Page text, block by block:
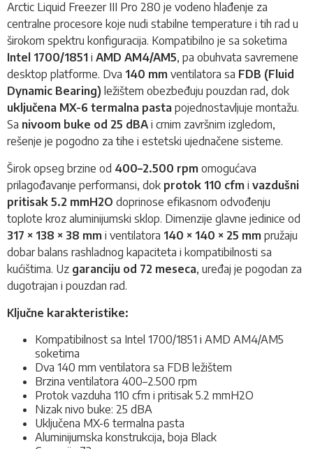
Arctic Liquid Freezer III Pro 280 je vodeno hlađenje za
centralne procesore koje nudi stabilne temperature i tih rad u
širokom spektru konfiguracija. Kompatibilno je sa soketima
Intel 1700/1851 i AMD AM4/AM5, pa obuhvata savremene
desktop platforme. Dva 140 mm ventilatora sa FDB (Fluid
Dynamic Bearing) ležištem obezbeđuju pouzdan rad, dok
uključena MX-6 termalna pasta pojednostavljuje montažu.
Sa nivoom buke od 25 dBA i crnim završnim izgledom,
rešenje je pogodno za tihe i estetski ujednačene sisteme.
Širok opseg brzine od 400–2.500 rpm omogućava
prilagođavanje performansi, dok protok 110 cfm i vazdušni
pritisak 5.2 mmH2O doprinose efikasnom odvođenju
toplote kroz aluminijumski sklop. Dimenzije glavne jedinice od
317 × 138 × 38 mm i ventilatora 140 × 140 × 25 mm pružaju
dobar balans rashladnog kapaciteta i kompatibilnosti sa
kućištima. Uz garanciju od 72 meseca, uređaj je pogodan za
dugotrajan i pouzdan rad.
Ključne karakteristike:
Kompatibilnost sa Intel 1700/1851 i AMD AM4/AM5
soketima
Dva 140 mm ventilatora sa FDB ležištem
Brzina ventilatora 400–2.500 rpm
Protok vazduha 110 cfm i pritisak 5.2 mmH2O
Nizak nivo buke: 25 dBA
Uključena MX-6 termalna pasta
Aluminijumska konstrukcija, boja Black